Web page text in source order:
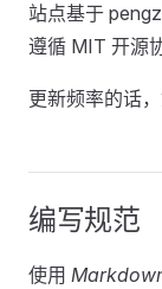
站点基于
遵循 MIT 开源
更新频率的话
编写规范
使用